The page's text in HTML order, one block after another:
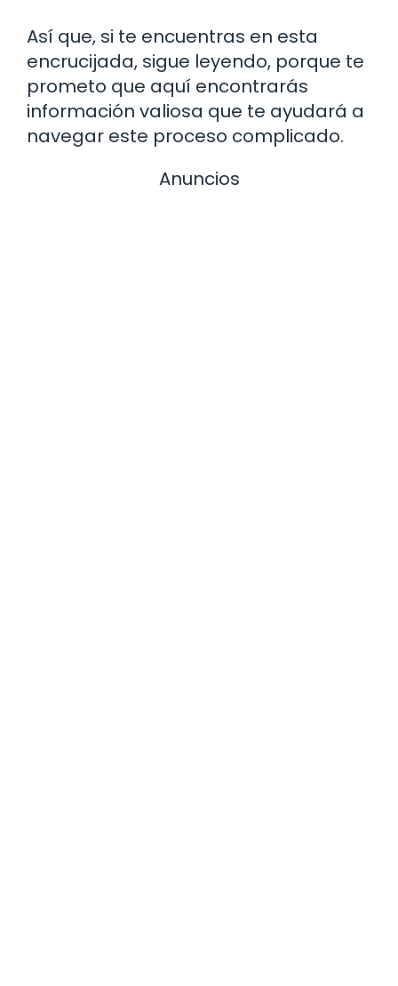
Así que, si te encuentras en esta
encrucijada, sigue leyendo, porque te
prometo que aquí encontrarás
información valiosa que te ayudará a
navegar este proceso complicado.
Anuncios